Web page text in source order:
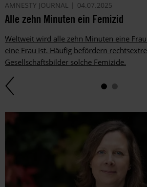
AMNESTY JOURNAL 04.07.2025
Alle zehn Minuten ein Femizid
Weltweit wird alle zehn Minuten eine
eine Frau ist. Häufig befördern
Gesellschaftsbilder solche Femizide.